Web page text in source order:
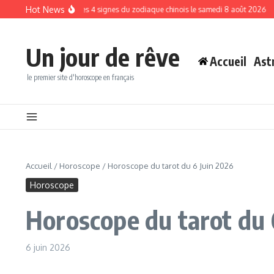
Aller au contenu
Hot News
en place pour ces 4 signes du zodiaque chinois le samedi 8 août 2026
Un jour de rêve
le premier site d'horoscope en français
Accueil
Accueil / Horoscope / Horoscope du tarot du 6 Juin 2026
Horoscope
Horoscope du tarot du
6 juin 2026